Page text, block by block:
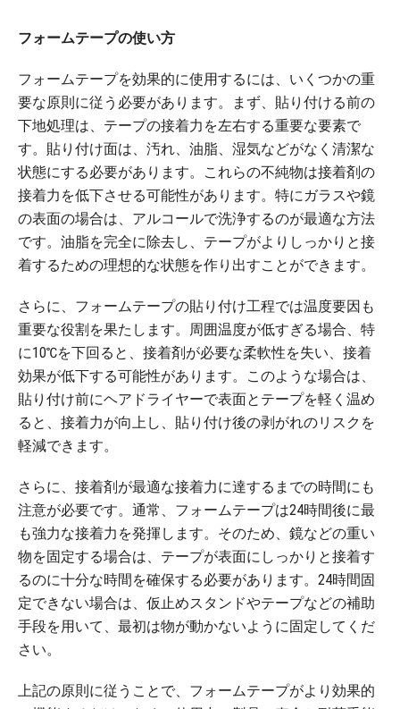
フォームテープの使い方
フォームテープを効果的に使用するには、いくつかの重
要な原則に従う必要があります。まず、貼り付ける前の
下地処理は、テープの接着力を左右する重要な要素で
す。貼り付け面は、汚れ、油脂、湿気などがなく清潔な
状態にする必要があります。これらの不純物は接着剤の
接着力を低下させる可能性があります。特にガラスや鏡
の表面の場合は、アルコールで洗浄するのが最適な方法
です。油脂を完全に除去し、テープがよりしっかりと接
着するための理想的な状態を作り出すことができます。
さらに、フォームテープの貼り付け工程では温度要因も
重要な役割を果たします。周囲温度が低すぎる場合、特
に10℃を下回ると、接着剤が必要な柔軟性を失い、接着
効果が低下する可能性があります。このような場合は、
貼り付け前にヘアドライヤーで表面とテープを軽く温め
ると、接着力が向上し、貼り付け後の剥がれのリスクを
軽減できます。
さらに、接着剤が最適な接着力に達するまでの時間にも
注意が必要です。通常、フォームテープは24時間後に最
も強力な接着力を発揮します。そのため、鏡などの重い
物を固定する場合は、テープが表面にしっかりと接着す
るのに十分な時間を確保する必要があります。24時間固
定できない場合は、仮止めスタンドやテープなどの補助
手段を用いて、最初は物が動かないように固定してくだ
さい。
上記の原則に従うことで、フォームテープがより効果的